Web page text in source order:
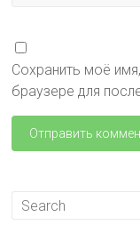
Сохранить моё
браузере для